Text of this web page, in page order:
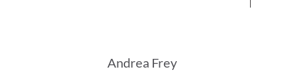
Andrea Frey